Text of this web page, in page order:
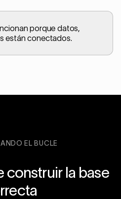
porque datos,
están conectados.
EL BUCLE
construir la base